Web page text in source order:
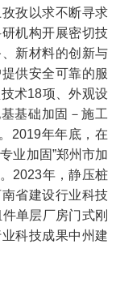
孜以求不断寻求
机构开展密切技
新材料的创新与
供安全可靠的服
术18项、外观设
基础加固－施工
2019年年底，在
业加固”郑州市加
2023年，静压桩
省建设行业科技
单层厂房门式刚
科技成果中州建